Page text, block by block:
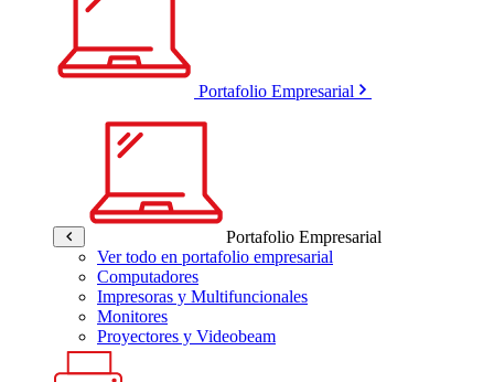
Portafolio Empresarial
Portafolio Empresarial
Ver todo en portafolio empresarial
Computadores
Impresoras y Multifuncionales
Monitores
Proyectores y Videobeam